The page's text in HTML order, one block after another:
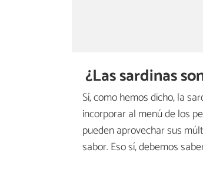
¿Las sardinas
Sí, como hemos dicho, la
incorporar al menú de los
pueden aprovechar sus
sabor. Eso sí, debemos